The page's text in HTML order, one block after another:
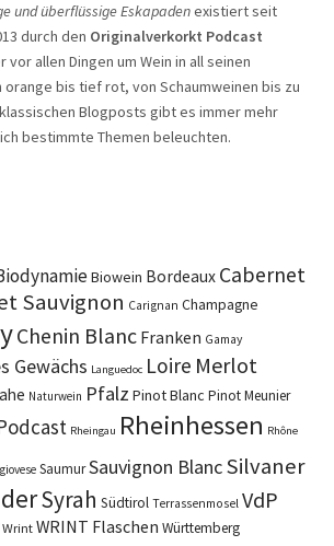
und überflüssige Eskapadenexistiert seit
durch den Originalverkorkt Podcast
vor allen Dingen um Wein in all seinen
orange bis tief rot, von Schaumweinen bis zu
Blogposts gibt es immer mehr
bestimmte Themen beleuchten.
Biowein Bordeaux Cabernet
Sauvignon Carignan Champagne
Chenin Blanc Franken Gamay
Gewächs Languedoc Loire Merlot
Naturwein Pfalz Pinot Blanc Pinot Meunier
Rheingau Rheinhessen Rhône
SaumurSauvignon BlancSilvaner
Syrah Südtirol Terrassenmosel VdP
Wrint WRINT Flaschen Württemberg